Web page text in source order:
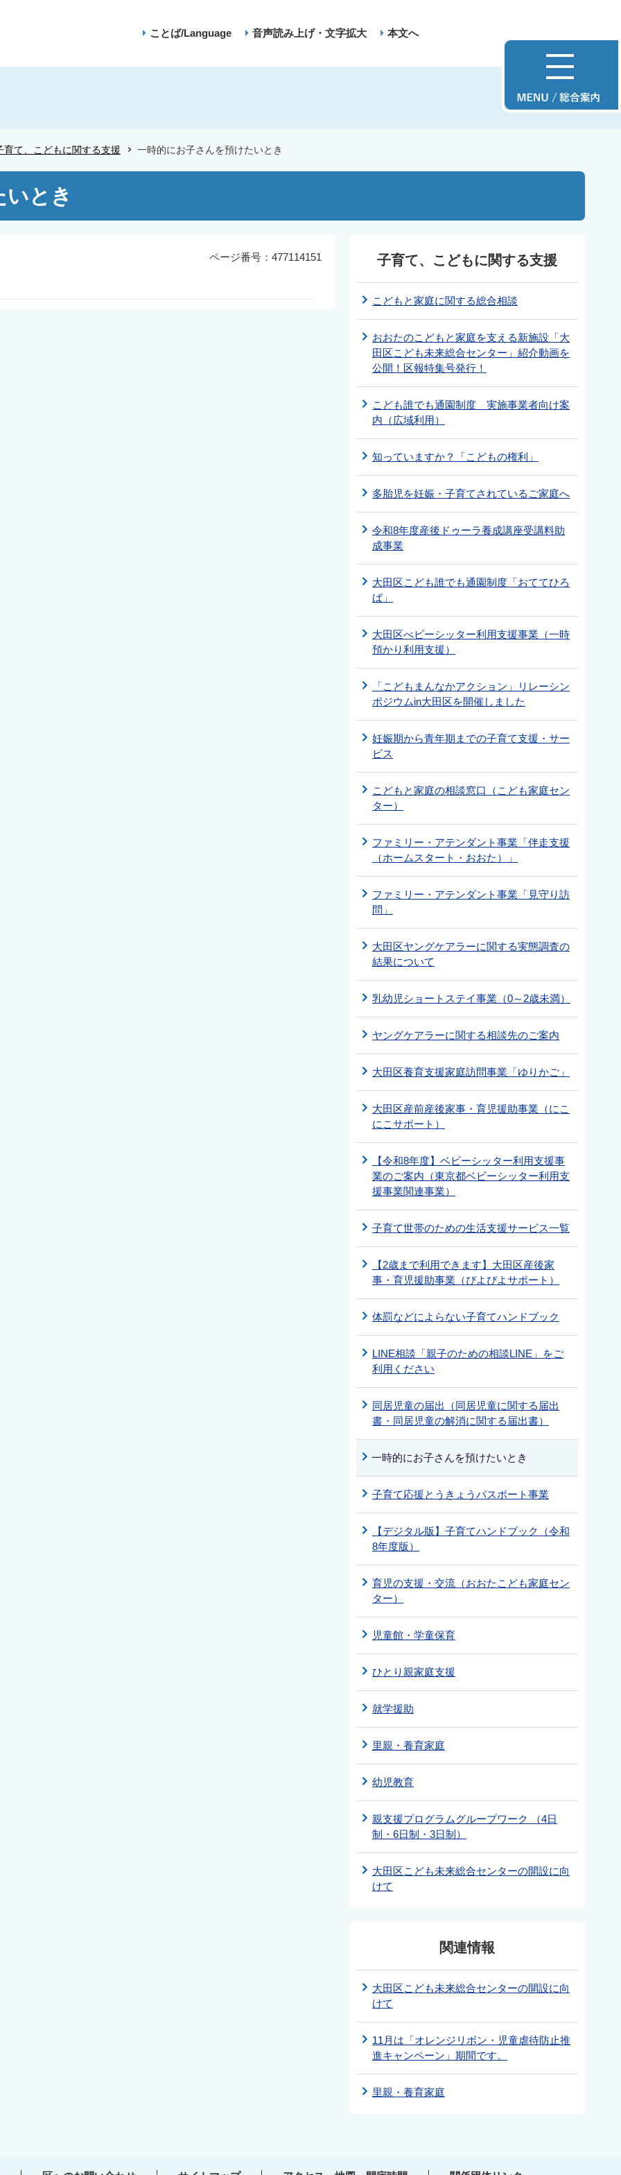
ことば/Language 音声読み上げ・文字拡大 本文へ
育て、こどもに関する支援 一時的にお子さんを預けたいとき
とき
ページ番号：477114151
子育て、こどもに関する支援
こどもと家庭に関する総合相談
おおたのこどもと家庭を支える新施設「大
田区こども未来総合センター」紹介動画を
公開！区報特集号発行！
こども誰でも通園制度 実施事業者向け案
内（広域利用）
知っていますか？「こどもの権利」
多胎児を妊娠・子育てされているご家庭へ
令和8年度産後ドゥーラ養成講座受講料助
成事業
大田区こども誰でも通園制度「おててひろ
ば」
大田区べビーシッター利用支援事業（一時
預かり利用支援）
「こどもまんなかアクション」リレーシン
ポジウムin大田区を開催しました
妊娠期から青年期までの子育て支援・サー
ビス
こどもと家庭の相談窓口（こども家庭セン
ター）
ファミリー・アテンダント事業「伴走支援
（ホームスタート・おおた）」
ファミリー・アテンダント事業「見守り訪
問」
大田区ヤングケアラーに関する実態調査の
結果について
乳幼児ショートステイ事業（0～2歳未満）
ヤングケアラーに関する相談先のご案内
大田区養育支援家庭訪問事業「ゆりかご」
大田区産前産後家事・育児援助事業（にこ
にこサポート）
【令和8年度】ベビーシッター利用支援事
業のご案内（東京都ベビーシッター利用支
援事業関連事業）
子育て世帯のための生活支援サービス一覧
【2歳まで利用できます】大田区産後家
事・育児援助事業（ぴよぴよサポート）
体罰などによらない子育てハンドブック
LINE相談「親子のための相談LINE」をご
利用ください
同居児童の届出（同居児童に関する届出
書・同居児童の解消に関する届出書）
一時的にお子さんを預けたいとき
子育て応援とうきょうパスポート事業
【デジタル版】子育てハンドブック（令和
8年度版）
育児の支援・交流（おおたこども家庭セン
ター）
児童館・学童保育
ひとり親家庭支援
就学援助
里親・養育家庭
幼児教育
親支援プログラムグループワーク （4日
制・6日制・3日制）
大田区こども未来総合センターの開設に向
けて
関連情報
大田区こども未来総合センターの開設に向
けて
11月は「オレンジリボン・児童虐待防止推
進キャンペーン」期間です。
里親・養育家庭